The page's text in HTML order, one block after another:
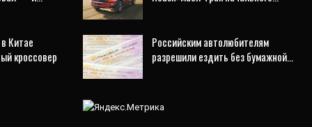
Китае
кроссовер
Российским автолюбителям
разрешили ездить без бумажной…